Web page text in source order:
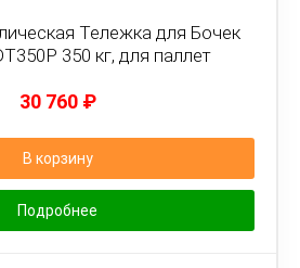
Тележка для Бочек
350 кг, для паллет
30 760 ₽
В корзину
Подробнее